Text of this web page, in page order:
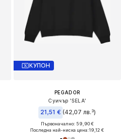
КУПОН
PEGADOR
Суичър 'SELA'
21,51 € (42,07 лв.³)
Първоначално: 59,90 €
Последна най-ниска цена:19,12 €